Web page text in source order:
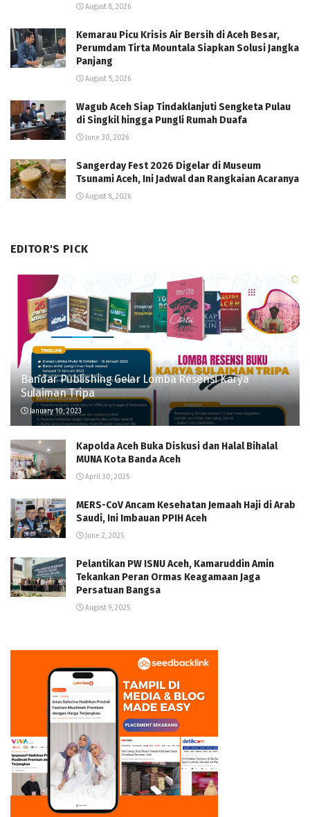
August 8, 2026
Kemarau Picu Krisis Air Bersih di Aceh Besar,
Perumdam Tirta Mountala Siapkan Solusi Jangka
Panjang
August 5, 2026
Wagub Aceh Siap Tindaklanjuti Sengketa Pulau
di Singkil hingga Pungli Rumah Duafa
June 30, 2026
Sangerday Fest 2026 Digelar di Museum
Tsunami Aceh, Ini Jadwal dan Rangkaian Acaranya
August 8, 2026
EDITOR'S PICK
Bandar Publishing Gelar Lomba Resensi Karya
Sulaiman Tripa
January 10, 2023
Kapolda Aceh Buka Diskusi dan Halal Bihalal
MUNA Kota Banda Aceh
April 30, 2025
MERS-CoV Ancam Kesehatan Jemaah Haji di Arab
Saudi, Ini Imbauan PPIH Aceh
June 2, 2025
Pelantikan PW ISNU Aceh, Kamaruddin Amin
Tekankan Peran Ormas Keagamaan Jaga
Persatuan Bangsa
August 9, 2025